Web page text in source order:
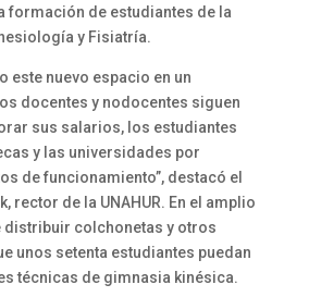
formación de estudiantes de la
y Fisiatría.
este nuevo espacio en un
docentes y nodocentes siguen
sus salarios, los estudiantes
y las universidades por
de funcionamiento”, destacó el
rector de la UNAHUR. En el amplio
distribuir colchonetas y otros
unos setenta estudiantes puedan
técnicas de gimnasia kinésica.